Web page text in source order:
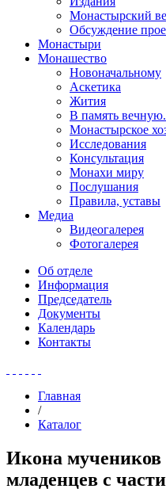
Монастырский
Обсуждение
Монастыри
Монашество
Новоначальному
Аскетика
Жития
В память
Монастырское
Исследования
Консультация
Монахи миру
Послушания
Правила, уставы
Медиа
Видеогалерея
Фотогалерея
Об отделе
Информация
Председатель
Документы
Календарь
Контакты
Главная
/
Каталог
Икона
младенцев с